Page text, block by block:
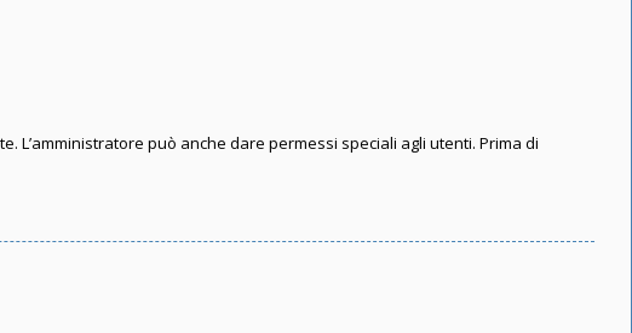
L’amministratore può anche dare permessi speciali agli utenti. Prima di